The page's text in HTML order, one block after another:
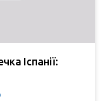
Іспанії: